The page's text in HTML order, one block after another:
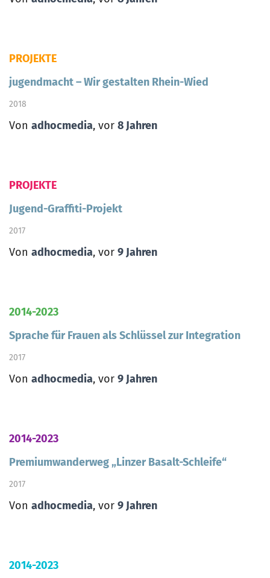
PROJEKTE
jugendmacht – Wir gestalten Rhein-Wied
2018
Von adhocmedia, vor 8 Jahren
PROJEKTE
Jugend-Graffiti-Projekt
2017
Von adhocmedia, vor 9 Jahren
2014-2023
Sprache für Frauen als Schlüssel zur Integration
2017
Von adhocmedia, vor 9 Jahren
2014-2023
Premiumwanderweg „Linzer Basalt-Schleife“
2017
Von adhocmedia, vor 9 Jahren
2014-2023